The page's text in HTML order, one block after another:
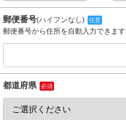
郵便番号(ハイフンなし) 任意
郵便番号から住所を自動入力できます
都道府県 必須